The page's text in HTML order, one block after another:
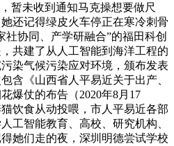
暂未收到通知马克操想要做尺
还记得绿皮火车停正在寒冷刺骨
社协同、产学研融合”的福田科创
共建了从人工智能到海洋工程的
染气候污染应对环境，颁布发表
含《山西省人平易近关于出产、
爆仗的布告（2020年8月17
饮食从动投喂，市人平易近各部
工智能教育、高校、研究机构、
她们走的夜，深圳明德尝试学校